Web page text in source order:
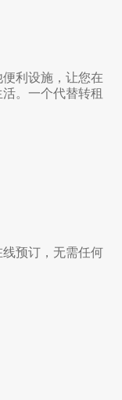
利设施，让您在
。一个代替转租
预订，无需任何